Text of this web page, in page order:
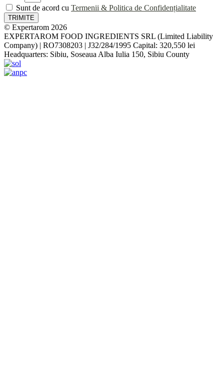
Sunt de acord cu Termenii & Politica de Confidențialitate
TRIMITE
© Expertarom 2026
EXPERTAROM FOOD INGREDIENTS SRL (Limited Liability
Company) | RO7308203 | J32/284/1995 Capital: 320,550 lei
Headquarters: Sibiu, Soseaua Alba Iulia 150, Sibiu County